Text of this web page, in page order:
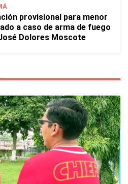
provisional para menor
a caso de arma de fuego
Dolores Moscote